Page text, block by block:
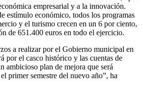
empresarial y a la innovación.
estímulo económico, todos los programas
y el turismo crecen en un 6 por ciento,
de 651.400 euros en todo el ejercicio.
a realizar por el Gobierno municipal en
por el casco histórico y las cuentas de
ambicioso plan de mejora que será
primer semestre del nuevo año”, ha